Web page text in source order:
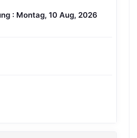
: Montag, 10 Aug, 2026